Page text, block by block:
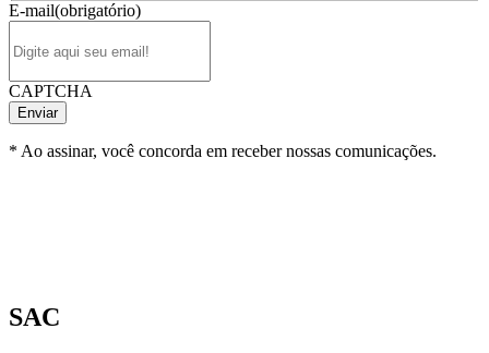
E-mail(obrigatório)
CAPTCHA
* Ao assinar, você concorda em receber nossas comunicações.
SAC